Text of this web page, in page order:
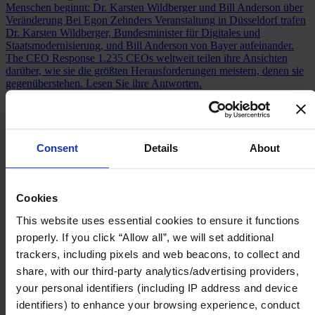
Consent Details About
Cookies
This website uses essential cookies to ensure it functions
properly. If you click “Allow all”, we will set additional
trackers, including pixels and web beacons, to collect and
share, with our third-party analytics/advertising providers,
your personal identifiers (including IP address and device
identifiers) to enhance your browsing experience, conduct
Menschen beginnt: Dr. Karsten Wildberger und Bill Anderson über
Veränderung Bei Egon Zehnders Veranstaltung in Düsseldorf trafen
Dr. Karsten Wildberger, Bundesminister für Digitales und
Staatsmodernisierung, und Bill Anderson von Bayer aufeinander.
The CEO Response 1.235 CEOs weltweit teilen ihre Ansichten
darüber, wie sie die größten Herausforderungen meistern, denen sie
gegenüberstehen. Lesen Sie ihre Antworten.
Newsroom
Impact for a Better World
Funktionen
Branchen
Berater:innen
Expertise
Über uns